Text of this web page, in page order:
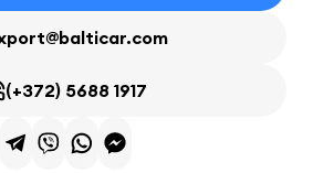
(+372) 5688 1917